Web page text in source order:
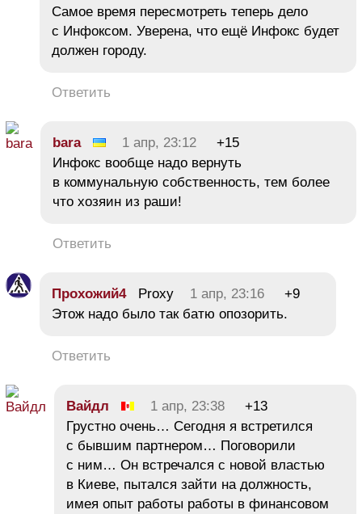
Самое время пересмотреть теперь дело
с Инфоксом. Уверена, что ещё Инфокс будет
должен городу.
Ответить
bara 1 апр, 23:12
+15
Инфокс вообще надо вернуть
в коммунальную собственность, тем более
что хозяин из раши!
Ответить
Прохожий4Proxy 1 апр, 23:16
+9
Этож надо было так батю опозорить.
Ответить
Вайдл 1 апр, 23:38
+13
Грустно очень… Сегодня я встретился
с бывшим партнером… Поговорили
с ним… Он встречался с новой властью
в Киеве, пытался зайти на должность,
имея опыт работы работы в финансовом